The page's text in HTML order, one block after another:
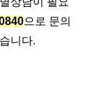
으로 문의
니다.